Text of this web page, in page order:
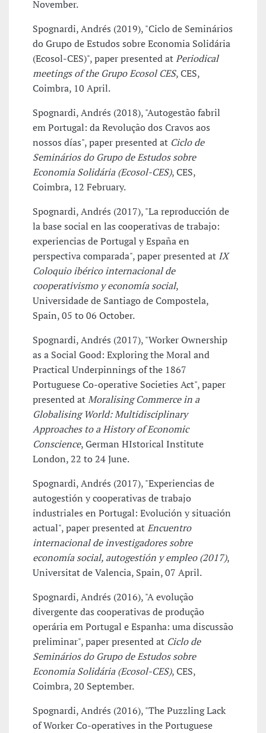
November.
Spognardi, Andrés (2019), "Ciclo de Seminários
do Grupo de Estudos sobre Economia Solidária
(Ecosol-CES)", paper presented atPeriodical
meetings of the Grupo Ecosol CES, CES,
Coimbra, 10 April.
Spognardi, Andrés (2018), "Autogestão fabril
em Portugal: da Revolução dos Cravos aos
nossos días", paper presented at Ciclo de
Seminários do Grupo de Estudos sobre
Economia Solidária (Ecosol-CES), CES,
Coimbra, 12 February.
Spognardi, Andrés (2017), "La reproducción de
la base social en las cooperativas de trabajo:
experiencias de Portugal y España en
perspectiva comparada", paper presented at IX
Coloquio ibérico internacional de
cooperativismo y economía social,
Universidade de Santiago de Compostela,
Spain, 05 to 06 October.
Spognardi, Andrés (2017), "Worker Ownership
as a Social Good: Exploring the Moral and
Practical Underpinnings of the 1867
Portuguese Co-operative Societies Act", paper
presented atMoralising Commerce in a
Globalising World: Multidisciplinary
Approaches to a History of Economic
Conscience, German HIstorical Institute
London, 22 to 24 June.
Spognardi, Andrés (2017), "Experiencias de
autogestión y cooperativas de trabajo
industriales en Portugal: Evolución y situación
actual", paper presented atEncuentro
internacional de investigadores sobre
economía social, autogestión y empleo (2017),
Universitat de Valencia, Spain, 07 April.
Spognardi, Andrés (2016), "A evolução
divergente das cooperativas de produção
operária em Portugal e Espanha: uma discussão
preliminar", paper presented at Ciclo de
Seminários do Grupo de Estudos sobre
Economia Solidária (Ecosol-CES), CES,
Coimbra, 20 September.
Spognardi, Andrés (2016), "The Puzzling Lack
of Worker Co-operatives in the Portuguese